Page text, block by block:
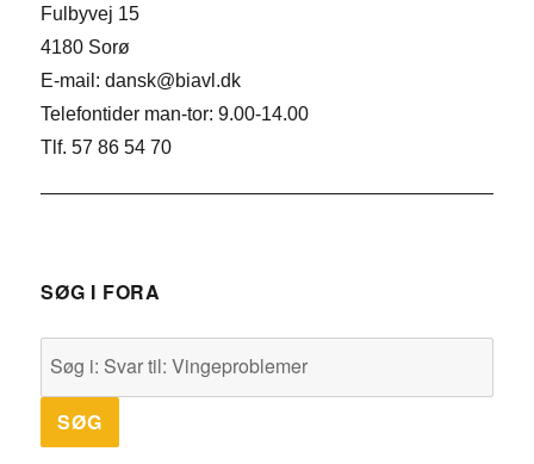
Fulbyvej 15
4180 Sorø
E-mail: dansk@biavl.dk
Telefontider man-tor: 9.00-14.00
Tlf. 57 86 54 70
SØG I FORA